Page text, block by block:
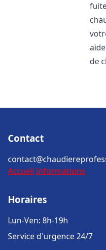
de
Contact
Accueil Informations
Horaires
Lun-Ven: 8h-19h
Service d'urgence 24/7